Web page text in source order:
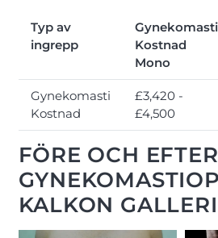
Typ av
ingrepp
Gynekomasti
Kostnad
Mono
Gynekomasti
Kostnad
£3,420 -
£4,500
FÖRE OCH EFTER
KALKON GALLERI